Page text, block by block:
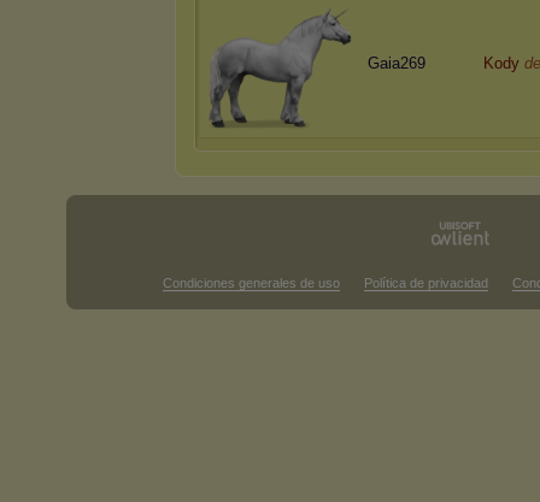
Gaia269 Kody
Condiciones generales de uso Política de privacidad